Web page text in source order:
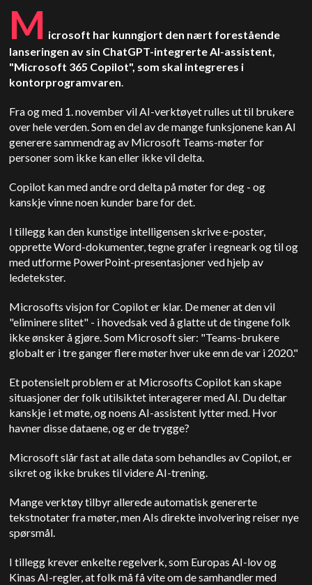
M icrosoft har kunngjort den nært forestående
lanseringen av sin ChatGPT-integrerte AI-assistent,
"Microsoft 365 Copilot", som skal integreres i
kontorprogramvaren.
Fra og med 1. november vil AI-verktøyet rulles ut til brukere
over hele verden. Som en del av de mange funksjonene kan AI
generere sammendrag av Microsoft Teams-møter for
personer som ikke kan eller ikke vil delta.
Copilot kan med andre ord delta på møter for deg - og
kanskje vinne noen kunder bare for det.
I tillegg kan den kunstige intelligensen skrive e-poster,
opprette Word-dokumenter, tegne grafer i regneark og til og
med utforme PowerPoint-presentasjoner ved hjelp av
ledetekster.
Microsofts visjon for Copilot er klar. De mener at den vil
"eliminere slitet" - i hovedsak ved å glatte ut de tingene folk
ikke ønsker å gjøre. Som Microsoft sier: "Teams-brukere
globalt er i tre ganger flere møter hver uke enn de var i 2020."
Et potensielt problem er at Microsofts Copilot kan skape
situasjoner der folk utilsiktet interagerer med AI. Du deltar
kanskje i et møte, og noens AI-assistent lytter med. Hvor
havner disse dataene, og er de trygge?
Microsoft slår fast at alle data som behandles av Copilot, er
sikret og ikke brukes til videre AI-trening.
Mange verktøy tilbyr allerede automatisk genererte
tekstnotater fra møter, men AIs direkte involvering reiser nye
spørsmål.
I tillegg krever enkelte regelverk, som Europas AI-lov og
Kinas AI-regler, at folk må få vite om de samhandler med